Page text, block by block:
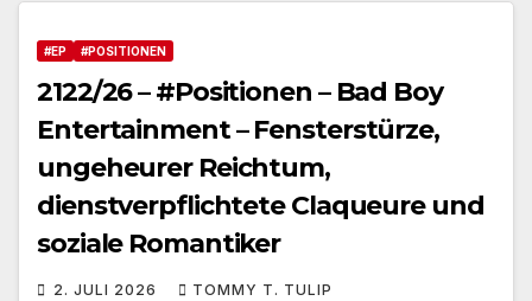
#EP #POSITIONEN
2122/26 – #Positionen – Bad Boy
Entertainment – Fensterstürze,
ungeheurer Reichtum,
dienstverpflichtete Claqueure und
soziale Romantiker
2. JULI 2026 TOMMY T. TULIP